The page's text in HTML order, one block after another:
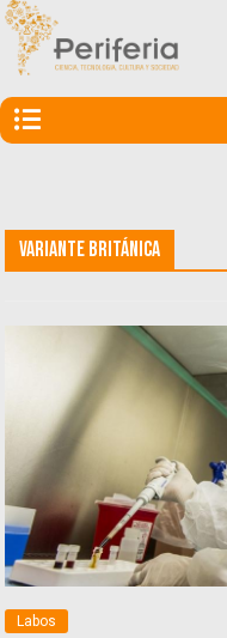
Variante británica
Labos